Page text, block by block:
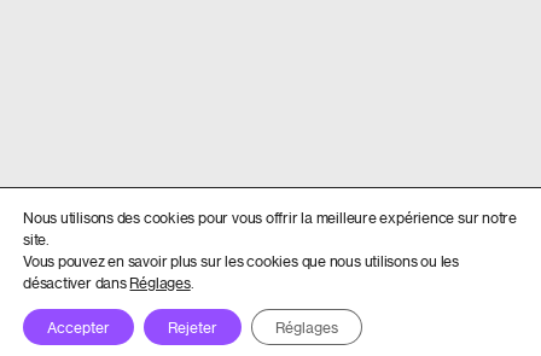
Nous utilisons des cookies pour vous offrir la meilleure expérience sur notre
site.
Vous pouvez en savoir plus sur les cookies que nous utilisons ou les
désactiver dans Réglages.
Accepter Rejeter Réglages